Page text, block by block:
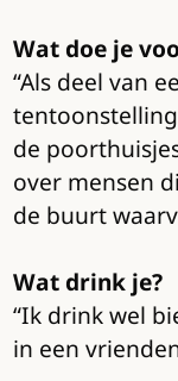
Wat doe je
“Als deel van
de
over mensen
de buurt
Wat drink je?
“Ik drink wel
in een